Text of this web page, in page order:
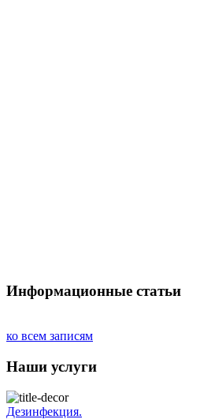
Информационные статьи
ко всем записям
Наши услуги
Дезинфекция.